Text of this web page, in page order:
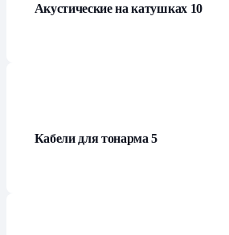
Акустические на катушках 10
Кабели для тонарма5